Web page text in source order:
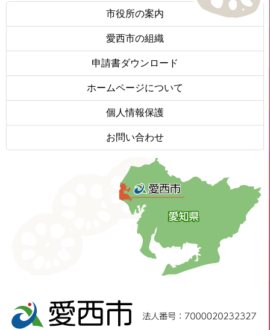
市役所の案内
愛西市の組織
申請書ダウンロード
ホームページについて
個人情報保護
お問い合わせ